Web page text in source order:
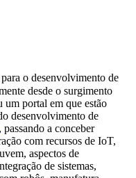
o desenvolvimento de
desde o surgimento
um portal em que estão
desenvolvimento de
, passando a conceber
com recursos de IoT,
aspectos de
de sistemas,